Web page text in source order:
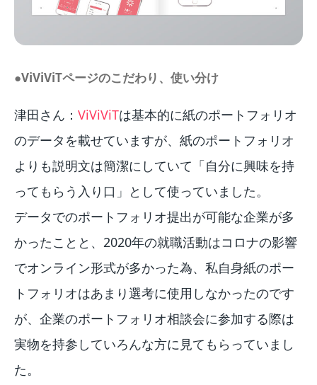
●ViViViTページのこだわり、使い分け
津田さん： ViViViTは基本的に紙のポートフォリオ
のデータを載せていますが、紙のポートフォリオ
よりも説明文は簡潔にしていて「自分に興味を持
ってもらう入り口」として使っていました。
データでのポートフォリオ提出が可能な企業が多
かったことと、2020年の就職活動はコロナの影響
でオンライン形式が多かった為、私自身紙のポー
トフォリオはあまり選考に使用しなかったのです
が、企業のポートフォリオ相談会に参加する際は
実物を持参していろんな方に見てもらっていまし
た。